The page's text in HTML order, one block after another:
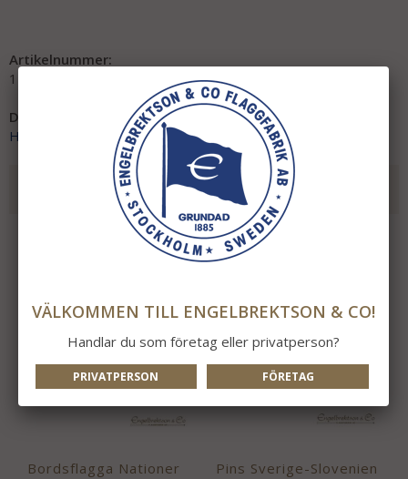
Artikelnummer:
1258-30
Direktlänk:
Högerklicka och kopiera adressen
REKOMMENDERADE TILLBEHÖR TILL DENNA
Bordsflagga Nationer Pins Sverige-Slovenien
VÄLKOMMEN TILL ENGELBREKTSON & CO!
Handlar du som företag eller privatperson?
PRIVATPERSON FÖRETAG